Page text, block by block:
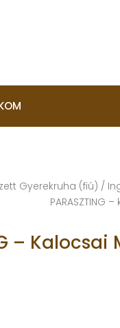
Gyerekruha (fiú) /
– Kalocsai